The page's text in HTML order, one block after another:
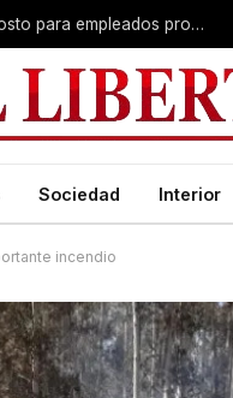
Plus unificado: se confirmó el cronograma de agosto para empleados provinciales
Sociedad Interior
incendio